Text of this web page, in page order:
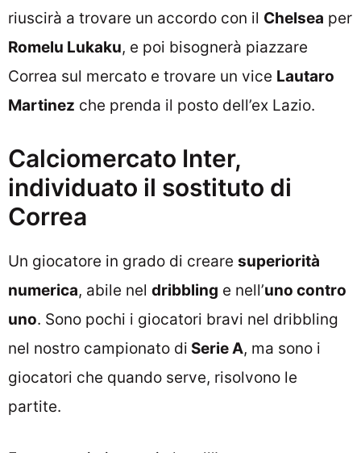
riuscirà a trovare un accordo con il Chelsea per
Romelu Lukaku, e poi bisognerà piazzare
Correa sul mercato e trovare un vice Lautaro
Martinez che prenda il posto dell’ex Lazio.
Calciomercato Inter,
individuato il sostituto di
Correa
Un giocatore in grado di creare superiorità
numerica, abile nel dribbling e nell’uno contro
uno. Sono pochi i giocatori bravi nel dribbling
nel nostro campionato di Serie A, ma sono i
giocatori che quando serve, risolvono le
partite.